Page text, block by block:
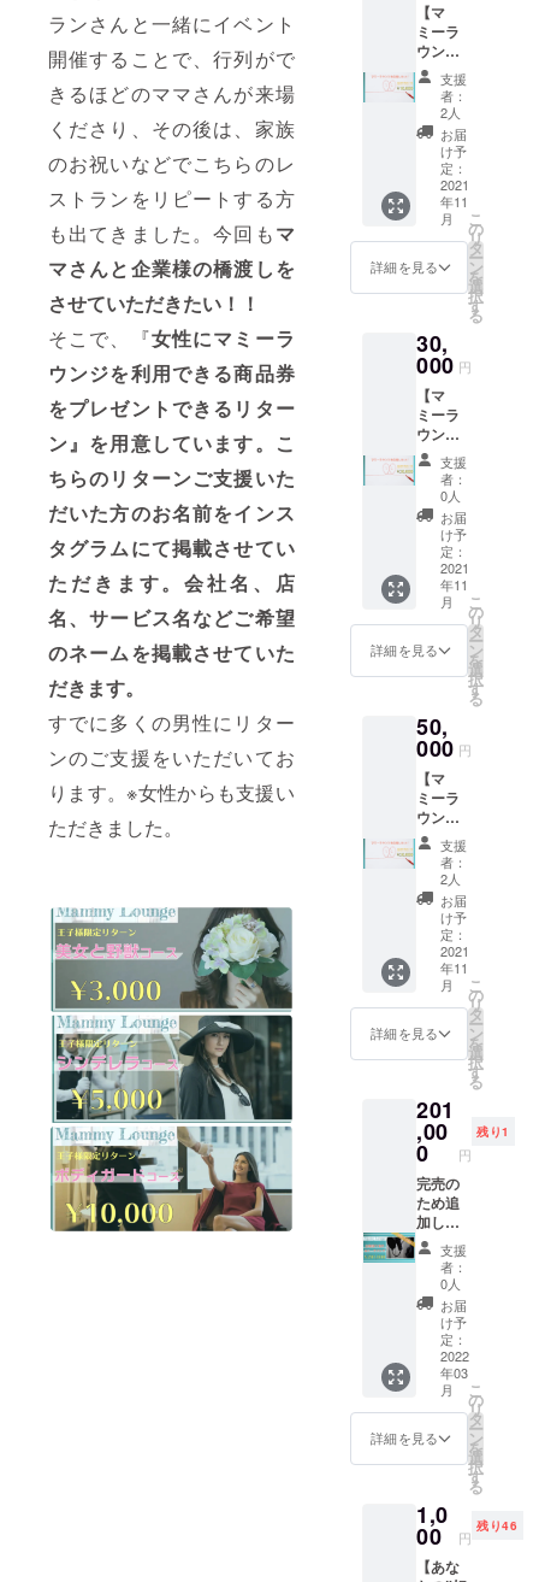
ランさんと一緒にイベント
開催することで、行列がで
きるほどのママさんが来場
くださり、その後は、家族
のお祝いなどでこちらのレ
ストランをリピートする方
も出てきました。今回もマ
マさんと企業様の橋渡しを
させていただきたい！！
そこで、『女性にマミーラ
ウンジを利用できる商品券
をプレゼントできるリター
ン』を用意しています。こ
ちらのリターンご支援いた
だいた方のお名前をインス
タグラムにて掲載させてい
ただきます。会社名、店
名、サービス名などご希望
のネームを掲載させていた
だきます。
すでに多くの男性にリター
ンのご支援をいただいてお
ります。※女性からも支援い
ただきました。
だきま
す。
【マ
ミーラ
ウンジ
を応
援！】
こちら
の応援
購入し
ていた
だいた
方へ
は、 感
謝の気
持ちを
込めて
お礼
メール&
動画
メッ
セージ
をお送
りさせ
ていた
だきま
す。
支援
者：
2人
お届
け予
定：
2021
年11
月
詳細を見る
こ
の
リ
タ
ー
ン
を
選
択
す
る
30,
000 円
【マ
ミーラ
ウンジ
を応
援！】
こちら
の応援
購入し
ていた
だいた
方へ
は、 感
謝の気
持ちを
込めて
お礼
メール&
改装後
の報告
動画を
お送り
させて
いただ
きま
す。
支援
者：
0人
お届
け予
定：
2021
年11
月
詳細を見る
こ
の
リ
タ
ー
ン
を
選
択
す
る
50,
000 円
【マ
ミーラ
ウンジ
を応
援！】
こちら
の応援
購入し
ていた
だいた
方へ
は、 感
謝の気
持ちを
込めて
お礼
メール&
ママ
Navi親
子カ
フェ
W18に
てお名
前掲載
させて
いただ
きま
す。 ※
掲載名
を備考
欄へ記
入お願
いいた
しま
す。
（会社
名、匿
体名、
個人名
など）
2021年
支援
者：
2人
お届
け予
定：
2021
年11
月
詳細を見る
こ
の
リ
タ
ー
ン
を
選
択
す
る
201
,00
0 円
残り1
完売の
ため追
加しま
した。
【企業
様向け
プロ
モー
ション
ビデオ
制作、
テーマ
ソング
作曲】
札幌近
郊限
3分ほど
の企業
様用の
プロ
支援
者：
0人
お届
け予
定：
2022
年03
月
詳細を見る
こ
の
リ
タ
ー
ン
を
選
択
す
る
1,0
00 円
残り46
【あな